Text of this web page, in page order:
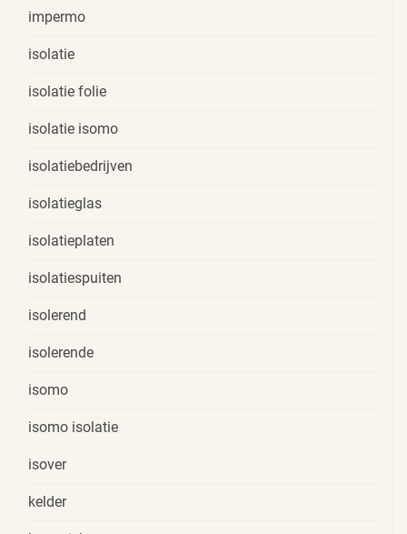
impermo
isolatie
isolatie folie
isolatie isomo
isolatiebedrijven
isolatieglas
isolatieplaten
isolatiespuiten
isolerend
isolerende
isomo
isomo isolatie
isover
kelder